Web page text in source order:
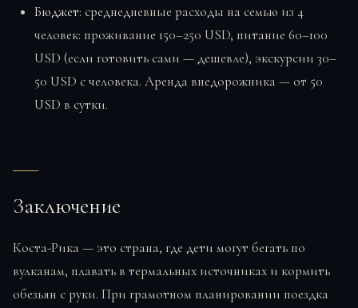
Бюджет: среднедневные расходы на семью из 4
человек: проживание 150–250 USD, питание 60–100
USD (если готовить сами — дешевле), экскурсии 30–
50 USD с человека. Аренда внедорожника — от 50
USD в сутки.
Заключение
Коста-Рика — это страна, где дети могут бегать по
вулканам, плавать в термальных источниках и кормить
обезьян с руки. При грамотном планировании поездка